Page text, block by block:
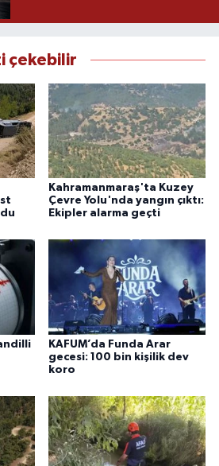
çekebilir
Kahramanmaraş'ta Kuzey
Çevre Yolu'nda yangın çıktı:
Ekipler alarma geçti
KAFUM’da Funda Arar
gecesi: 100 bin kişilik dev
koro